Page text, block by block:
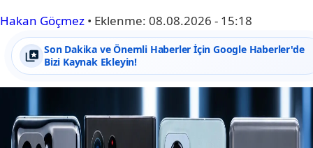
Hakan Göçmez • Eklenme: 08.08.2026 - 15:18
Son Dakika ve Önemli Haberler İçin Google Haberler'de
Bizi Kaynak Ekleyin!